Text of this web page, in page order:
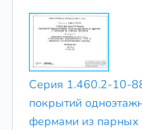
Серия 1.460.2-10-
покрытий
фермами из парных